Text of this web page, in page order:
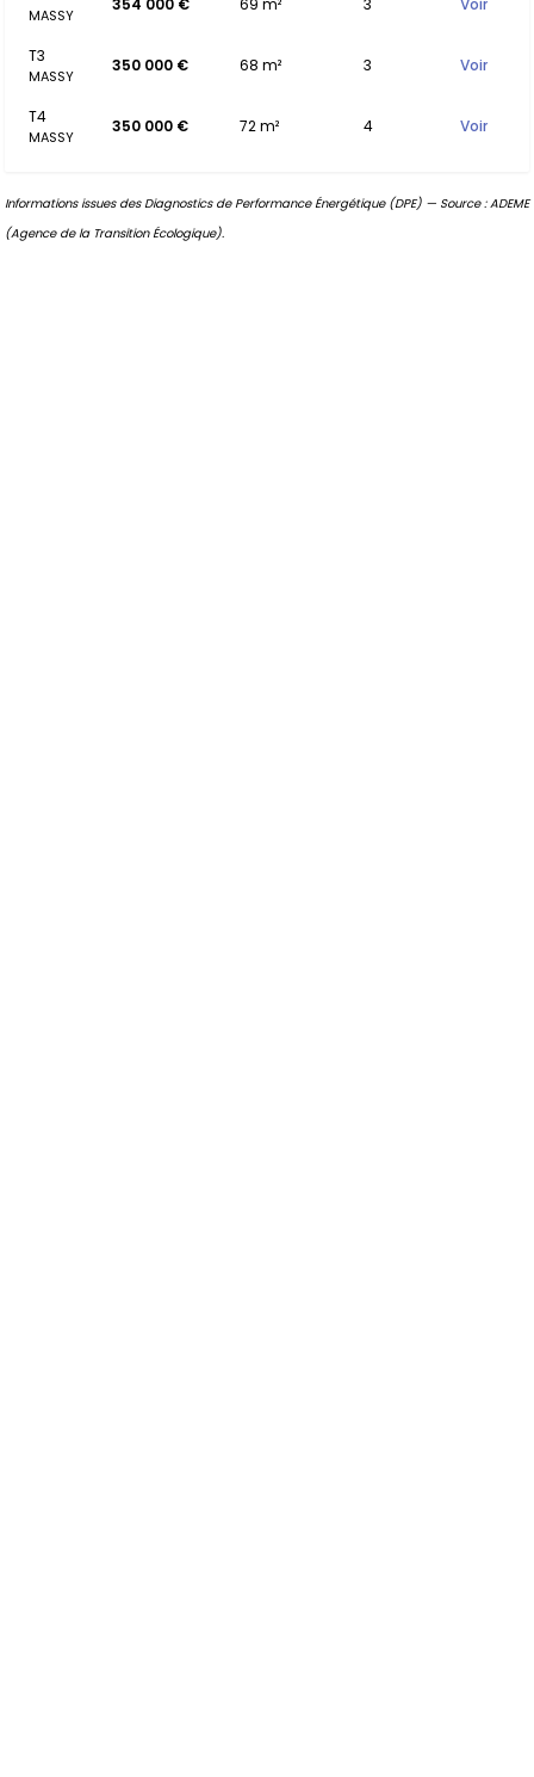
MASSY
354 000 € 69 m² 3 Voir
T3
MASSY
350 000 € 68 m² 3 Voir
T4
MASSY
350 000 € 72 m² 4 Voir
Informations issues des Diagnostics de Performance Énergétique (DPE) — Source : ADEME
(Agence de la Transition Écologique).